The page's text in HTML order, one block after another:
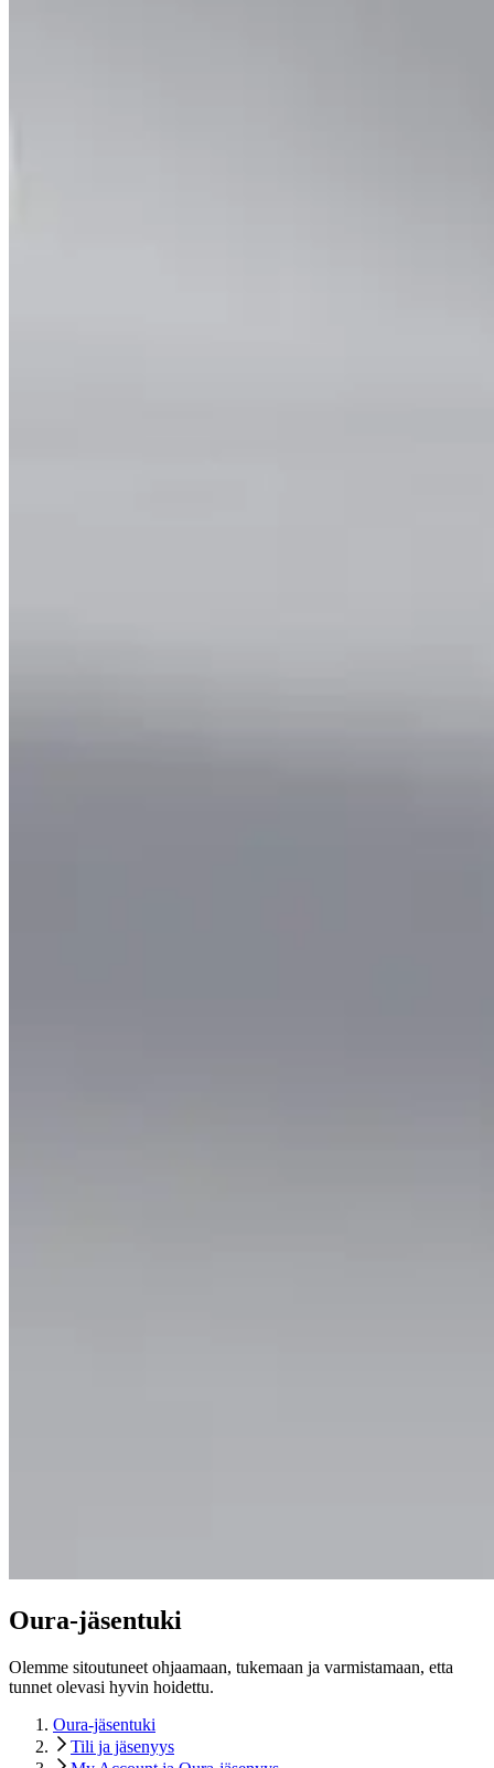
Oura-jäsentuki
Olemme sitoutuneet ohjaamaan, tukemaan ja varmistamaan, etta
tunnet olevasi hyvin hoidettu.
Oura-jäsentuki
Tili ja jäsenyys